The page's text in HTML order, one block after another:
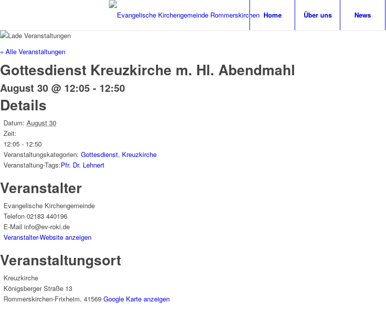
Home Über uns News
« Alle Veranstaltungen
Gottesdienst Kreuzkirche m. Hl. Abendmahl
August 30 @ 12:05 - 12:50
Details
Datum: August 30
Zeit:
12:05 - 12:50
Veranstaltungskategorien: Gottesdienst, Kreuzkirche
Veranstaltung-Tags:Pfr. Dr. Lehnert
Veranstalter
Evangelische Kirchengemeinde
Telefon 02183 440196
E-Mail info@ev-roki.de
Veranstalter-Website anzeigen
Veranstaltungsort
Kreuzkirche
Königsberger Straße 13
Rommerskirchen-Frixheim, 41569 Google Karte anzeigen